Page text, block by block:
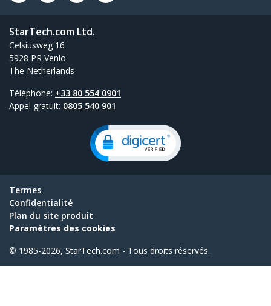
StarTech.com Ltd.
Celsiusweg 16
5928 PR Venlo
The Netherlands
Téléphone: +33 80 554 0901
Appel gratuit: 0805 540 901
Termes
Confidentialité
Plan du site produit
Paramètres des cookies
© 1985-2026, StarTech.com - Tous droits réservés.